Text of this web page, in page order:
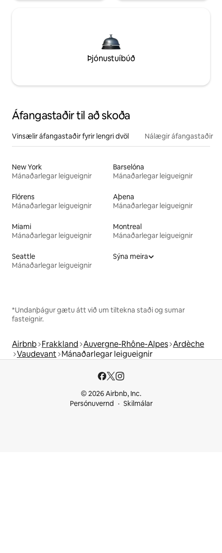
Þjónustuíbúð
Áfangastaðir til að skoða
Vinsælir áfangastaðir fyrir lengri dvöl Nálægir áfangastaðir
New York
Mánaðarlegar leigueignir
Barselóna
Mánaðarlegar leigueignir
Flórens
Mánaðarlegar leigueignir
Aþena
Mánaðarlegar leigueignir
Miami
Mánaðarlegar leigueignir
Montreal
Mánaðarlegar leigueignir
Seattle
Mánaðarlegar leigueignir
Sýna meira
*Undanþágur gætu átt við um tiltekna staði og sumar
fasteignir.
Airbnb Frakkland Auvergne-Rhône-Alpes Ardèche
Vaudevant Mánaðarlegar leigueignir
© 2026 Airbnb, Inc.
Persónuvernd
Skilmálar